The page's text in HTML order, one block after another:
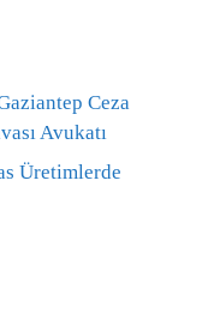
Ceza
Avukatı
Üretimlerde